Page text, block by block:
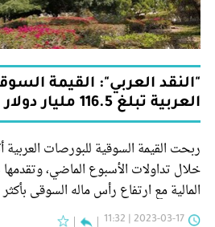
"النقد العربي": القيمة
العربية تبلغ 116.5 مليار دولار
خلال تداولات الأسبوع الماضي،
"صندوق النقد العربي".
2023-03-17 | 11:32